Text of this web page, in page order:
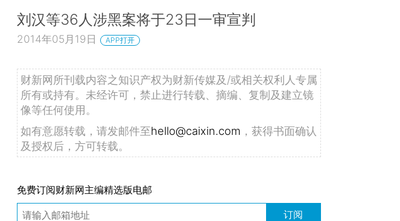
刘汉等36人涉黑案将于23日一审宣判
2014年05月19日 APP打开
财新网所刊载内容之知识产权为财新传媒及/或相关权利人专属
所有或持有。未经许可，禁止进行转载、摘编、复制及建立镜
像等任何使用。
如有意愿转载，请发邮件至hello@caixin.com ，获得书面确认
及授权后，方可转载。
免费订阅财新网主编精选版电邮
订阅